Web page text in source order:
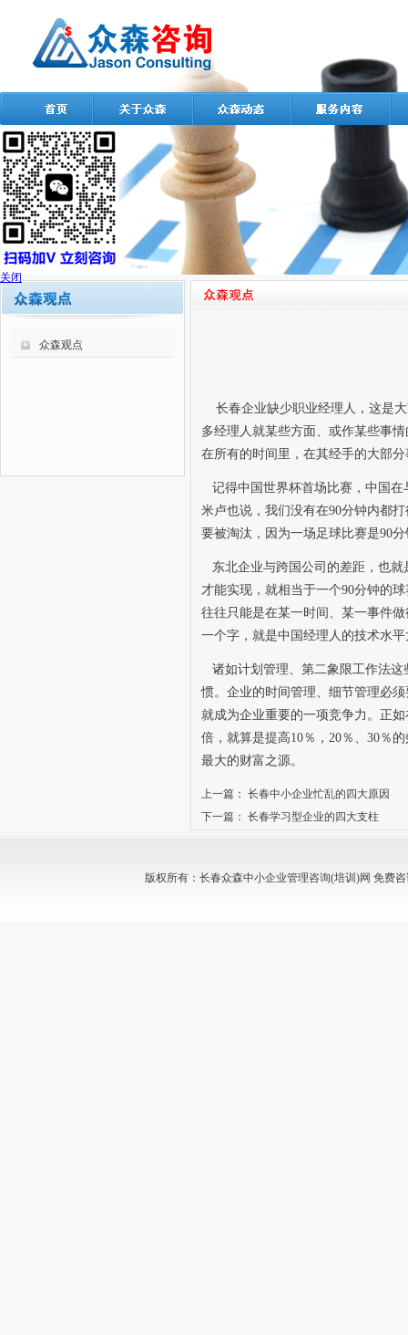
众森观点
长春企业缺少职业经理人，这是
多经理人就某些方面、或作某些事
在所有的时间里，在其经手的大部
记得中国世界杯首场比赛，中国
米卢也说，我们没有在90分钟内都
要被淘汰，因为一场足球比赛是90分
东北企业与跨国公司的差距，也就
才能实现，就相当于一个90分钟的
往往只能是在某一时间、某一事件
一个字，就是中国经理人的技术水平
诸如计划管理、第二象限工作法
惯。企业的时间管理、细节管理必
就成为企业重要的一项竞争力。正
倍，就算是提高10％， 20％、 30％的
最大的财富之源。
上一篇： 长春中小企业忙乱的四大原因
下一篇： 长春学习型企业的四大支柱
版权所有：长春众森中小企业管理咨询(培训)网 免费咨
关闭